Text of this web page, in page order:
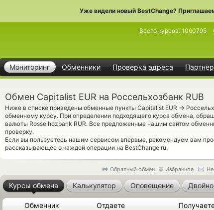
Уже видели новый BestChange?
Мониторинг Обменники Проверка адреса
Всего курсов: 1060795
Обмен Capitalist EUR на Россельхозбанк RUB
Ниже в списке приведены обменные пункты Capitalist EUR →
обменному курсу. При определении подходящего курса обмена,
валюты Rosselhozbank RUR. Все предложенные нашим сайтом
проверку.
Если вы пользуетесь нашим сервисом впервые, рекомендуем вам
рассказывающее о каждой операции на BestChange.ru.
Обратный обмен Избранное
Курсы обмена Калькулятор Оповещение
Обменник Отдаете